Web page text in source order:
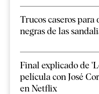
Trucos caseros
negras de las
Final explicado de
película con José
en Netflix